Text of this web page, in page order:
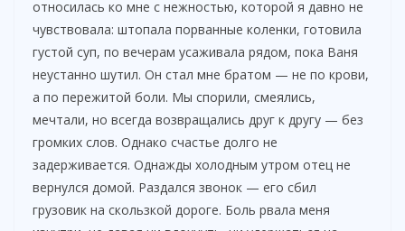
относилась ко мне с нежностью, которой я давно не
чувствовала: штопала порванные коленки, готовила
густой суп, по вечерам усаживала рядом, пока Ваня
неустанно шутил. Он стал мне братом — не по крови,
а по пережитой боли. Мы спорили, смеялись,
мечтали, но всегда возвращались друг к другу — без
громких слов. Однако счастье долго не
задерживается. Однажды холодным утром отец не
вернулся домой. Раздался звонок — его сбил
грузовик на скользкой дороге. Боль рвала меня